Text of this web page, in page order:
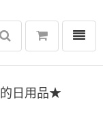
選單
日用品★